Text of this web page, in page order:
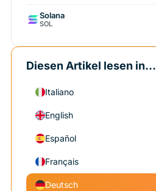
Solana
SOL
Diesen Artikel lesen in...
Italiano
English
Español
Français
Deutsch